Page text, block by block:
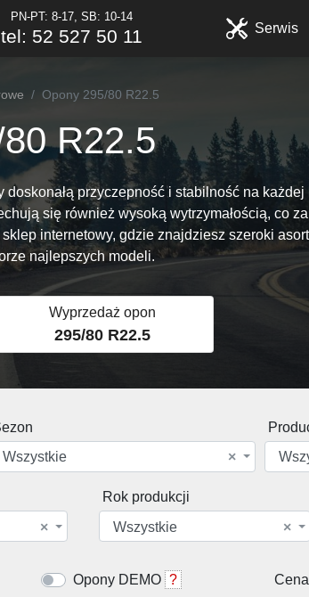
PN-PT: 8-17, SB: 10-14
tel: 52 527 50 11 Serwis
Opony 295/80 R22.5
R22.5
przyczepność i stabilność na
się również wysoką wytrzymałością, co
internetowy, gdzie znajdziesz szeroki
najlepszych modeli.
Wyprzedaż opon
295/80 R22.5
×
Wszystkie
×
Rok produkcji
×
Wszystkie
Opony DEMO ?